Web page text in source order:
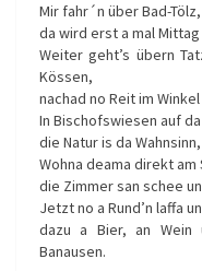
Mir fahr´n über Bad-
da wird erst a mal
Weiter geht’s übern
Kössen,
nachad no Reit im
In Bischofswiesen auf
die Natur is da
Wohna deama direkt
die Zimmer san schee
Jetzt no a Rund’n laffa
dazu a Bier, an Wein
Banausen.